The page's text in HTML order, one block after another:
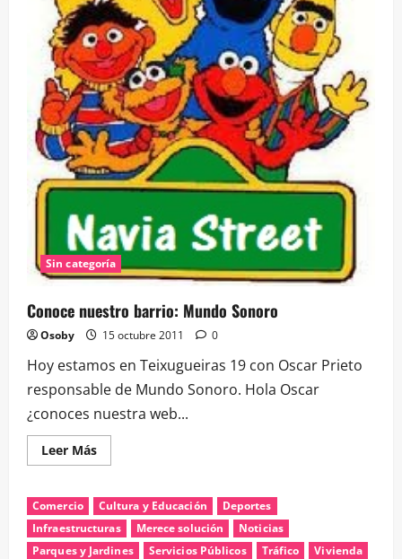
Sin categoría
Conoce nuestro barrio: Mundo Sonoro
Osoby 15 octubre 2011 0
Hoy estamos en Teixugueiras 19 con Oscar Prieto
responsable de Mundo Sonoro. Hola Oscar
¿conoces nuestra web...
Leer MásLeer
más
Conoce
nuestro
barrio:
Mundo
Sonoro
Comercio Cultura y Educación
Deportes
Infraestructuras
Merece solución
Noticias
Parques y Jardines
Servicios Públicos Tráfico Vivienda